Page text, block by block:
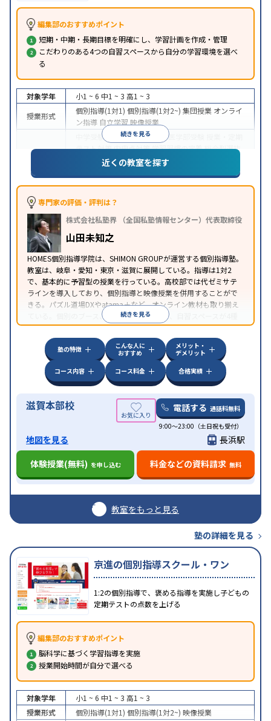
編集部のおすすめポイント
短期・中期・長期目標を明確にし、学習計画を作成・管理
こだわりのある4つの自習スペースから自分の学習環境を選べ
る
続きを見る
対象学年 小1 ~ 6 中1 ~ 3 高1 ~ 3
授業形式
個別指導(1対1) 個別指導(1対2~) 集団授業 オンライ
ン指導 自立学習 映像授業
中学受験 高校受験大学受験 医学部受験
テスト対策内申点対策学習習慣の定着総合型選抜
(旧AO)対策 推薦入試対策学校別特化対策
その他科目別特化対
特徴
中高一貫校生に対応
応
学習にPC・タブレットを利用
科目から受講可能 季節講習のみの受講可発達障害
の子どもに対応
近くの教室を探す
専門家の評価・評判は？
株式会社私塾界 （全国私塾情報センター）代表取締役
山田未知之
HOMES個別指導学院は、SHIMON GROUPが運営する個別指導塾。
教室は、岐阜・愛知・東京・滋賀に展開している。指導は1対2
で、基本的に予習型の授業を行っている。高校部では代ゼミサテ
ラインを導入しており、個別指導と映像授業を併用することがで
きる。パズル道場DXやatama＋など、オンライン教材も取り揃え
ている。個別のブース、フリースペースなど、自習スペースが4種
類あるのも特徴だ。
続きを見る
塾の特徴
こんな人に
おすすめ
メリット・
デメリット
コース内容
コース料金 合格実績
滋賀本部校 電話する 通話料無料
9:00～23:00（土日祝も受付）
地図を見る
長浜駅
体験授業(無料) を申し込む 料金などの資料請求 無料
教室をもっと見る
塾の詳細を見る
京進の個別指導スクール・ワン
1:2の個別指導で、褒める指導を実施し子どもの
定期テストの点数を上げる
編集部のおすすめポイント
脳科学に基づく学習指導を実施
授業開始時間が自分で選べる
対象学年 小1 ~ 6 中1 ~ 3 高1 ~ 3
授業形式
個別指導(1対1) 個別指導(1対2~) 映像授業